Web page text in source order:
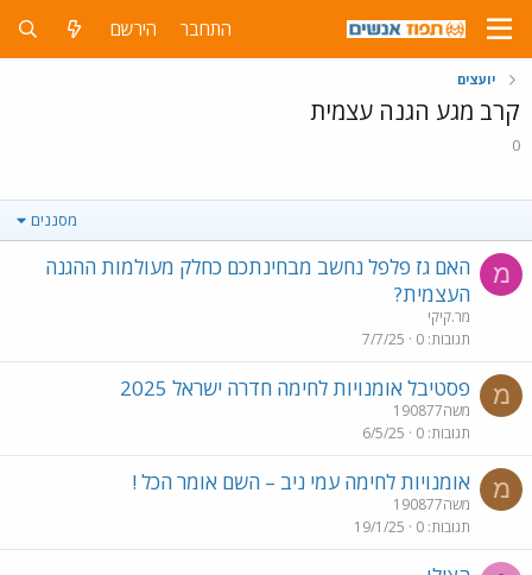
התחבר הירשם
יועצים
קרב מגע הגנה עצמית
0
מסננים
מ
האם גז פלפל נחשב מבחינתכם כחלק מעולמות ההגנה
העצמית?
מר.קיקי
תגובות 0
7/7/25
מ פסטיבל אומנויות לחימה חדרה ישראל 2025
משה190877
תגובות 0
6/5/25
מ אומנויות לחימה עמי ניב – השם אומר הכל !
משה190877
תגובות 0
19/1/25